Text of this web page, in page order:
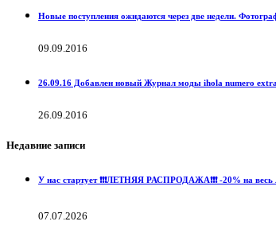
Новые поступления ожидаются через две недели.
09.09.2016
26.09.16 Добавлен новый Журнал моды ihola numero
26.09.2016
Недавние записи
У нас стартует ❗️❗️❗️ЛЕТНЯЯ РАСПРОДАЖА❗️❗️❗️ -20% на
07.07.2026